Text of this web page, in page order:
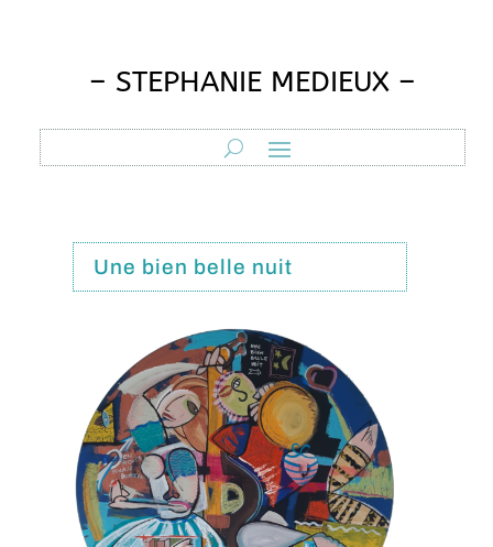
– STEPHANIE MEDIEUX –
Une bien belle nuit